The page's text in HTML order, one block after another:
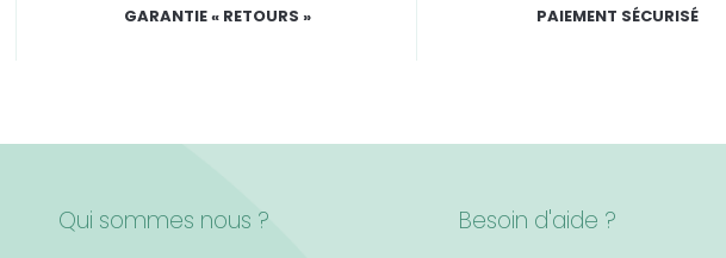
GARANTIE « RETOURS » PAIEMENT SÉCURISÉ
Qui sommes nous ? Besoin d'aide ?